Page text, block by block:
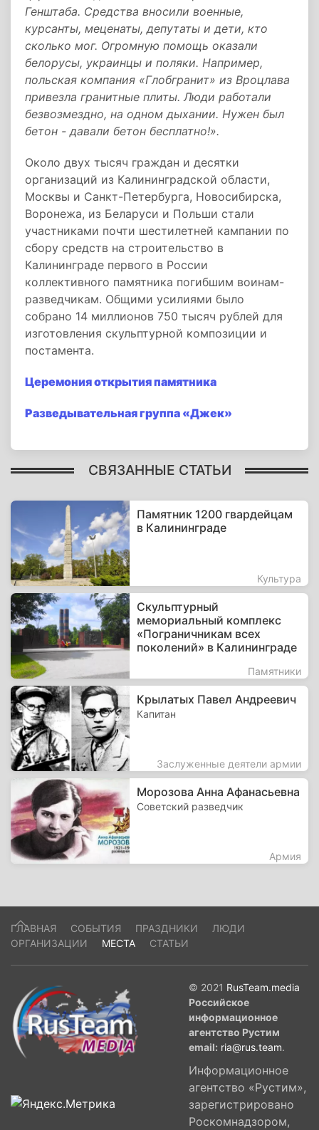
Генштаба. Средства вносили военные,
курсанты, меценаты, депутаты и дети, кто
сколько мог. Огромную помощь оказали
белорусы, украинцы и поляки. Например,
польская компания «Глобгранит» из Вроцлава
привезла гранитные плиты. Люди работали
безвозмездно, на одном дыхании. Нужен был
бетон - давали бетон бесплатно!».
Около двух тысяч граждан и десятки
организаций из Калининградской области,
Москвы и Санкт-Петербурга, Новосибирска,
Воронежа, из Беларуси и Польши стали
участниками почти шестилетней кампании по
сбору средств на строительство в
Калининграде первого в России
коллективного памятника погибшим воинам-
разведчикам. Общими усилиями было
собрано 14 миллионов 750 тысяч рублей для
изготовления скульптурной композиции и
постамента.
Церемония открытия памятника
Разведывательная группа «Джек»
СВЯЗАННЫЕ СТАТЬИ
Памятник 1200 гвардейцам
в Калининграде
Культура
Скульптурный
мемориальный комплекс
«Пограничникам всех
поколений» в Калининграде
Памятники
Крылатых Павел Андреевич
Капитан
Заслуженные деятели армии
Морозова Анна Афанасьевна
Советский разведчик
Армия
ГЛАВНАЯ СОБЫТИЯ ПРАЗДНИКИ
ЛЮДИ
ОРГАНИЗАЦИИ
МЕСТА СТАТЬИ
© 2021 RusTeam.media
Российское
информационное
агентство Рустим
email: ria@rus.team.
Информационное
агентство «Рустим»,
зарегистрировано
Роскомнадзором,